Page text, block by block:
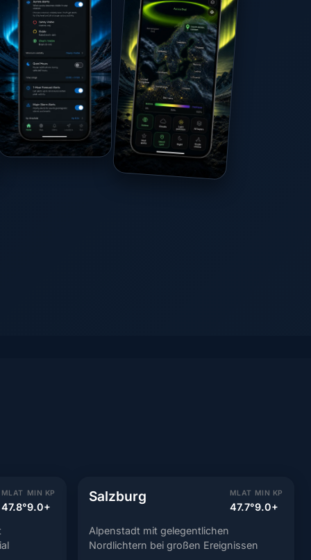
MLAT
47.8°
MIN KP
9.0+
Salzburg MLAT
47.7°
MIN KP
9.0+
Alpenstadt mit gelegentlichen
Nordlichtern bei großen Ereignissen